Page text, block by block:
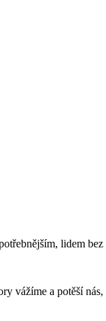
lidem
vážíme a potěší